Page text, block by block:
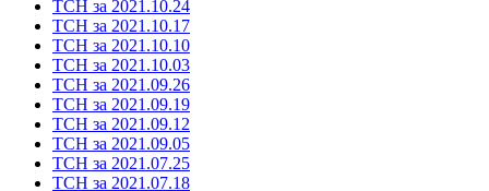
ТСН за 2021.10.24
ТСН за 2021.10.17
ТСН за 2021.10.10
ТСН за 2021.10.03
ТСН за 2021.09.26
ТСН за 2021.09.19
ТСН за 2021.09.12
ТСН за 2021.09.05
ТСН за 2021.07.25
ТСН за 2021.07.18